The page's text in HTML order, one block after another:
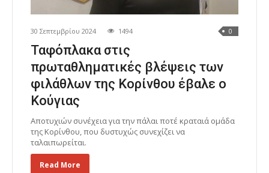
30 Σεπτεμβρίου 2024 1494 0
Ταφόπλακα στις
πρωταθληματικές βλέψεις των
φιλάθλων της Κορίνθου έβαλε ο
Κούγιας
Αποτυχιών συνέχεια για την πάλαι ποτέ κραταιά ομάδα
της Κορίνθου, που δυστυχώς συνεχίζει να
ταλαιπωρείται.
Read More